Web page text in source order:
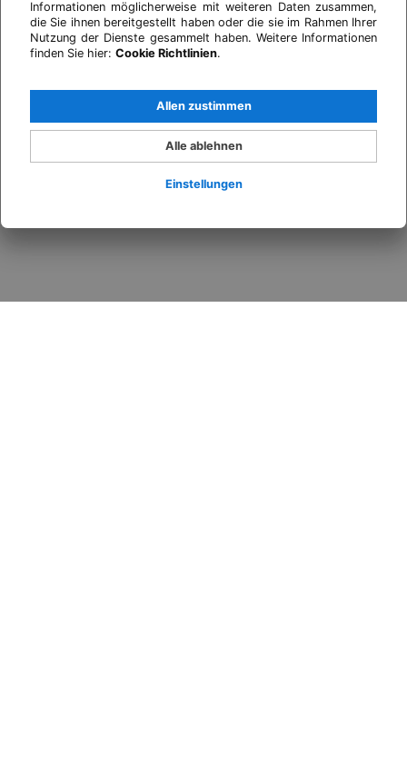
Informationen möglicherweise mit weiteren Daten zusammen,
die Sie ihnen bereitgestellt haben oder die sie im Rahmen Ihrer
Nutzung der Dienste gesammelt haben. Weitere Informationen
finden Sie hier: Cookie Richtlinien.
Einstellungen
Alle ablehnen
Allen zustimmen